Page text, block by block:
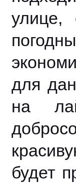
улице,
для
на
будет